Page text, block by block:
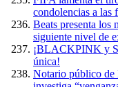
condolencias a las
Beats presenta los
siguiente nivel de
¡BLACKPINK y
única!
Notario público de